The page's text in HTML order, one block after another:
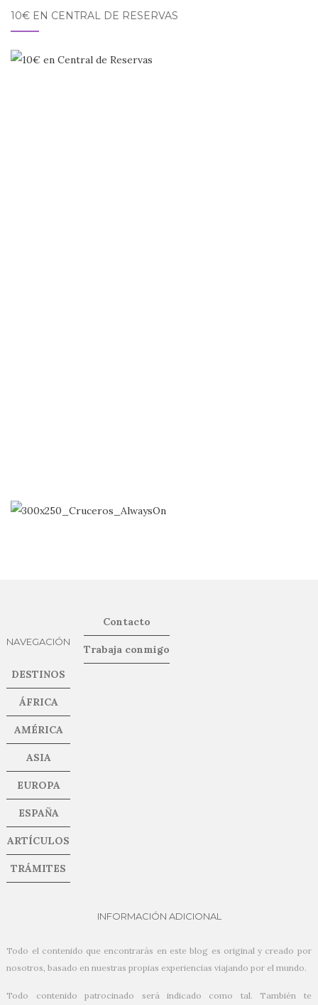
10€ EN CENTRAL DE RESERVAS
NAVEGACIÓN
DESTINOS
ÁFRICA
AMÉRICA
ASIA
EUROPA
ESPAÑA
ARTÍCULOS
TRÁMITES
Contacto
Trabaja conmigo
INFORMACIÓN ADICIONAL
Todo el contenido que encontrarás en este blog es original y creado por
nosotros, basado en nuestras propias experiencias viajando por el mundo.
Todo contenido patrocinado será indicado como tal. También te